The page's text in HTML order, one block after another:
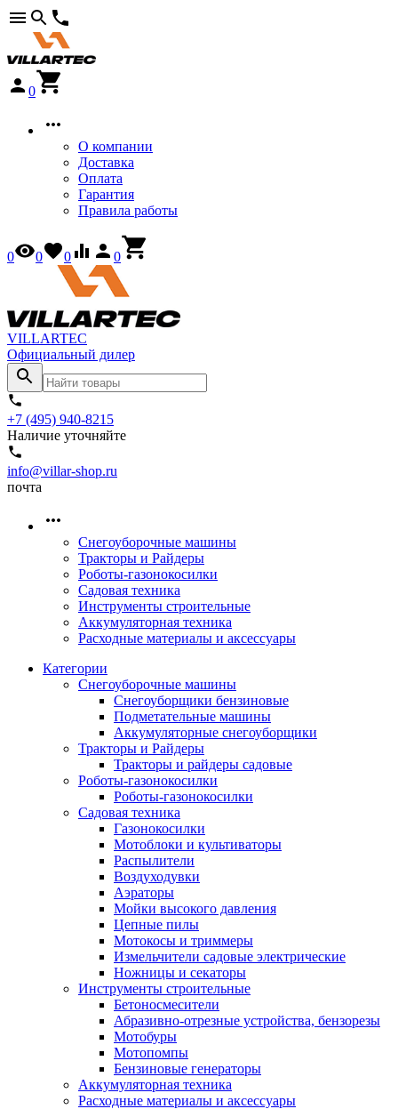
0
О компании
Доставка
Оплата
Гарантия
Правила работы
0 0 0 0
VILLARTEC
Официальный дилер
+7 (495) 940-8215
Наличие уточняйте
info@villar-shop.ru
почта
Снегоуборочные машины
Тракторы и Райдеры
Роботы-газонокосилки
Садовая техника
Инструменты строительные
Аккумуляторная техника
Расходные материалы и аксессуары
Категории
Снегоуборочные машины
Снегоуборщики бензиновые
Подметательные машины
Аккумуляторные снегоуборщики
Тракторы и Райдеры
Тракторы и райдеры садовые
Роботы-газонокосилки
Роботы-газонокосилки
Садовая техника
Газонокосилки
Мотоблоки и культиваторы
Распылители
Воздуходувки
Аэраторы
Мойки высокого давления
Цепные пилы
Мотокосы и триммеры
Измельчители садовые электрические
Ножницы и секаторы
Инструменты строительные
Бетоносмесители
Абразивно-отрезные устройства, бензорезы
Мотобуры
Мотопомпы
Бензиновые генераторы
Аккумуляторная техника
Расходные материалы и аксессуары